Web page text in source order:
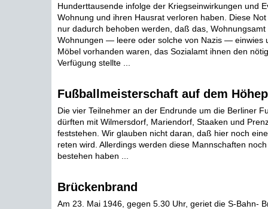
Hunderttausende infolge der Kriegseinwirkungen und
Wohnung und ihren Hausrat verloren haben. Diese
nur dadurch behoben werden, daß das, Wohnungsamt
Wohnungen — leere oder solche von Nazis — einwies
Möbel vorhanden waren, das Sozialamt ihnen den
Verfügung stellte ...
Fußballmeisterschaft auf dem
Die vier Teilnehmer an der Endrunde um die Berliner
dürften mit Wilmersdorf, Mariendorf, Staaken und
feststehen. Wir glauben nicht daran, daß hier noch
reten wird. Allerdings werden diese Mannschaften
bestehen haben ...
Brückenbrand
Am 23. Mai 1946, gegen 5.30 Uhr, geriet die S-Bahn-